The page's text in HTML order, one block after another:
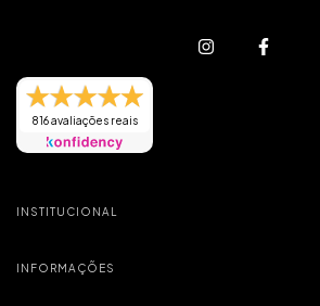
816 avaliações reais
INSTITUCIONAL
INFORMAÇÕES